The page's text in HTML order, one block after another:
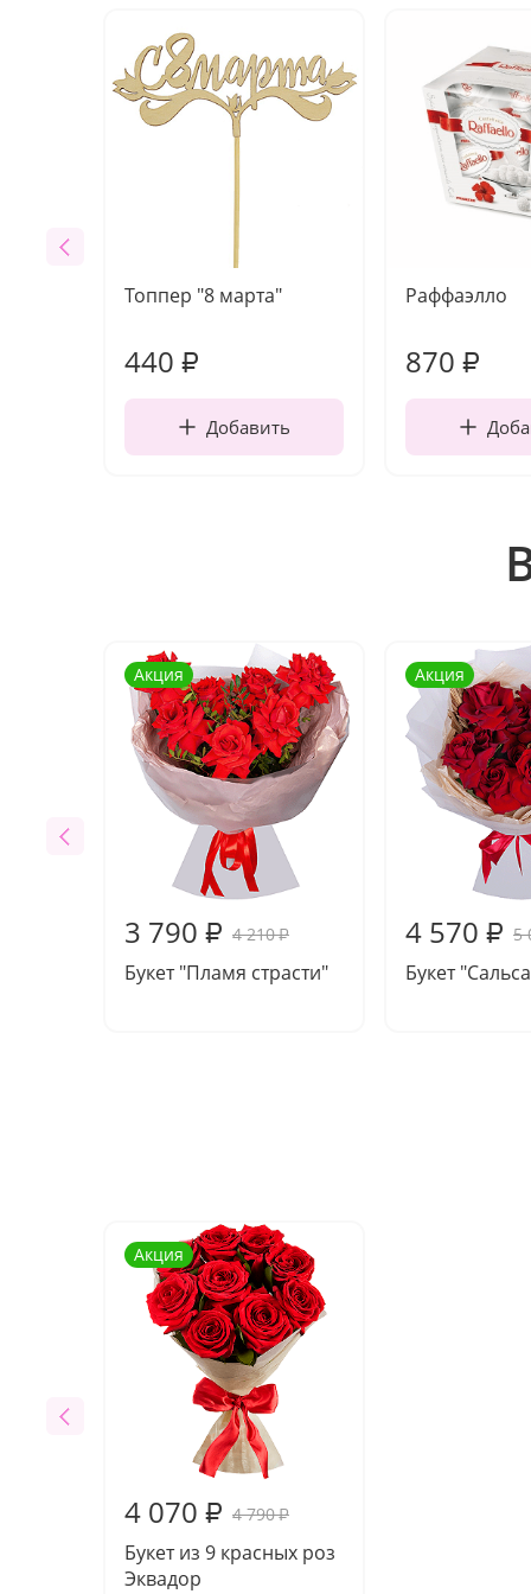
Топпер "8 марта"
440 ₽
Добавить
Раффаэлло
870 ₽
Акция
3 790 ₽ 4 210₽
Букет "Пламя страсти"
Акция
4 570 ₽ 5
Букет
Акция
4 070 ₽ 4 790₽
Букет из 9 красных роз
Эквадор